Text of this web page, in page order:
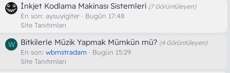
İnkjet Kodlama Makinası Sistemleri (7 Görüntüleyen)
En son: aysuyigiter
Bugün 17:48
Site Tanıtımları
W Bitkilerle Müzik Yapmak Mümkün mü? (4 Görüntüleyen)
En son: wbmstradam
Bugün 15:29
Site Tanıtımları